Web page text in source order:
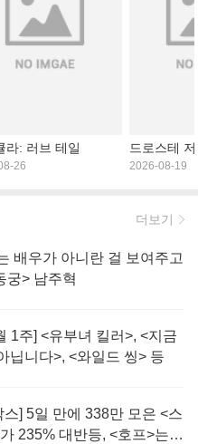
라: 러브 테일
26
드로스테
2026-08-19
더보기
배우가 아니란 걸 보여주고
궁> 남주혁
1주] <유부녀 킬러>, <지금
닙니다>, <와일드 씽> 등
스] 5일 만에 338만 모은 <스
235% 대반등, <호프>는